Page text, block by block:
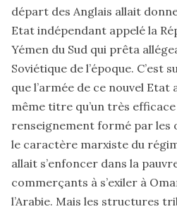
départ des Anglais allait
Etat indépendant appelé la
Yémen du Sud qui prêta
Soviétique de l’époque. C’est
que l’armée de ce nouvel
même titre qu’un très
renseignement formé par les
le caractère marxiste du
allait s’enfoncer dans la
commerçants à s’exiler à
l’Arabie. Mais les structures